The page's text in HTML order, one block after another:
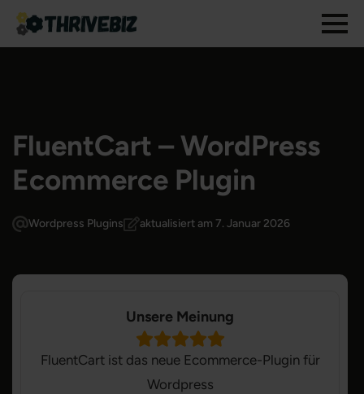
FluentCart – WordPress
Ecommerce Plugin
Wordpress Plugins aktualisiert am 7. Januar 2026
Unsere Meinung
FluentCart ist das neue Ecommerce-Plugin für
Wordpress